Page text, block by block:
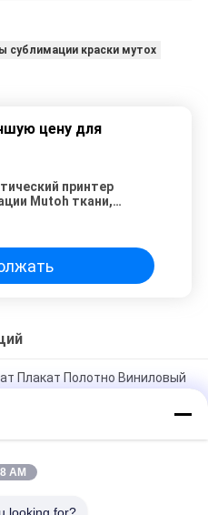
сублимации краски мутох
цену для
принтер
Mutoh ткани,
Плакат Полотно Виниловый
принтер
печать Эко растворитель
для рекламы
принтер Плотер
AM